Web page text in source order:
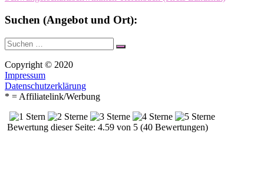
Suchen (Angebot und Ort):
Suche
nach:
Suchen
Copyright © 2020
Impressum
Datenschutzerklärung
* = Affiliatelink/Werbung
Bewertung dieser Seite: 4.59 von 5 (40 Bewertungen)